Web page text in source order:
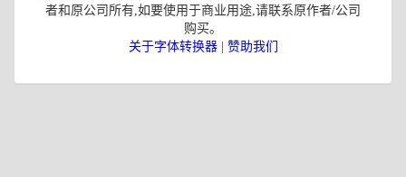
者和原公司所有,如要使用于商业用途,请联系原作者/公司
购买。
关于字体转换器| 赞助我们